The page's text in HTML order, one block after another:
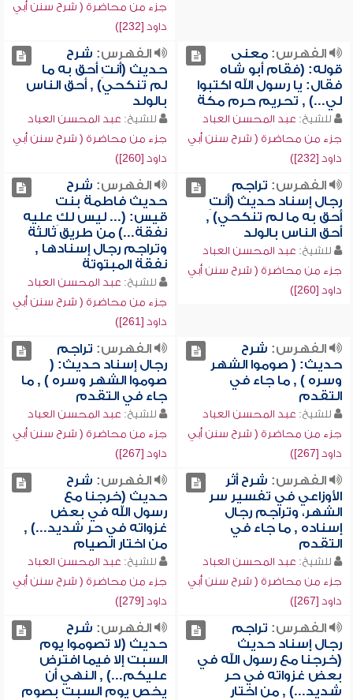
جزء من محاضرة ( شرح سنن أبي
داود [232])
الفهرس:معنى
قوله: (فقام أبو شاه
فقال: يا رسول الله اكتبوا
لي...) , تحريم حرم مكة
للشيخ: عبد المحسن العباد
جزء من محاضرة ( شرح سنن أبي
داود [232])
الفهرس: شرح
حديث (أنتِ أحق به ما
لم تنكحي) , أحق الناس
بالولد
للشيخ: عبد المحسن العباد
جزء من محاضرة ( شرح سنن أبي
داود [260])
الفهرس: تراجم
رجال إسناد حديث (أنتِ
أحق به ما لم تنكحي) ,
أحق الناس بالولد
للشيخ: عبد المحسن العباد
جزء من محاضرة ( شرح سنن أبي
داود [260])
الفهرس: شرح
حديث فاطمة بنت
قيس: (... ليس لكِ عليه
نفقة...) من طريق ثالثة
وتراجم رجال إسنادها ,
نفقة المبتوتة
للشيخ: عبد المحسن العباد
جزء من محاضرة ( شرح سنن أبي
داود [261])
الفهرس: شرح
حديث: ( صوموا الشهر
وسره ) , ما جاء في
التقدم
للشيخ: عبد المحسن العباد
جزء من محاضرة ( شرح سنن أبي
داود [267])
الفهرس: تراجم
رجال إسناد حديث: (
صوموا الشهر وسره ) , ما
جاء في التقدم
للشيخ: عبد المحسن العباد
جزء من محاضرة ( شرح سنن أبي
داود [267])
الفهرس: شرح أثر
الأوزاعي في تفسير سر
الشهر، وتراجم رجال
إسناده , ما جاء في
التقدم
للشيخ: عبد المحسن العباد
جزء من محاضرة ( شرح سنن أبي
داود [267])
الفهرس: شرح
حديث (خرجنا مع
رسول الله في بعض
غزواته في حر شديد...) ,
من اختار الصيام
للشيخ: عبد المحسن العباد
جزء من محاضرة ( شرح سنن أبي
داود [279])
الفهرس: تراجم
رجال إسناد حديث
(خرجنا مع رسول الله في
بعض غزواته في حر
شديد...) , من اختار
الفهرس: شرح
حديث (لا تصوموا يوم
السبت إلا فيما افترض
عليكم...) , النهي أن
يخص يوم السبت بصوم